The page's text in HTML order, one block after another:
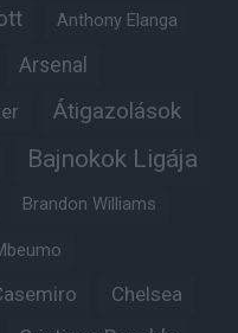
Anthony Elanga
Arsenal
Átigazolások
Bajnokok Ligája
Brandon Williams
Chelsea